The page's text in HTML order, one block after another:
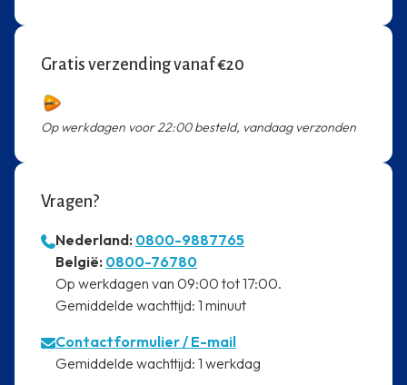
Gratis verzending vanaf €20
Op werkdagen voor 22:00 besteld, vandaag verzonden
Vragen?
Nederland: 0800-9887765
⁠België: 0800-76780
⁠Op werkdagen van 09:00 tot 17:00.
⁠Gemiddelde wachttijd: 1 minuut
Contactformulier/ E-mail
⁠Gemiddelde wachttijd: 1 werkdag